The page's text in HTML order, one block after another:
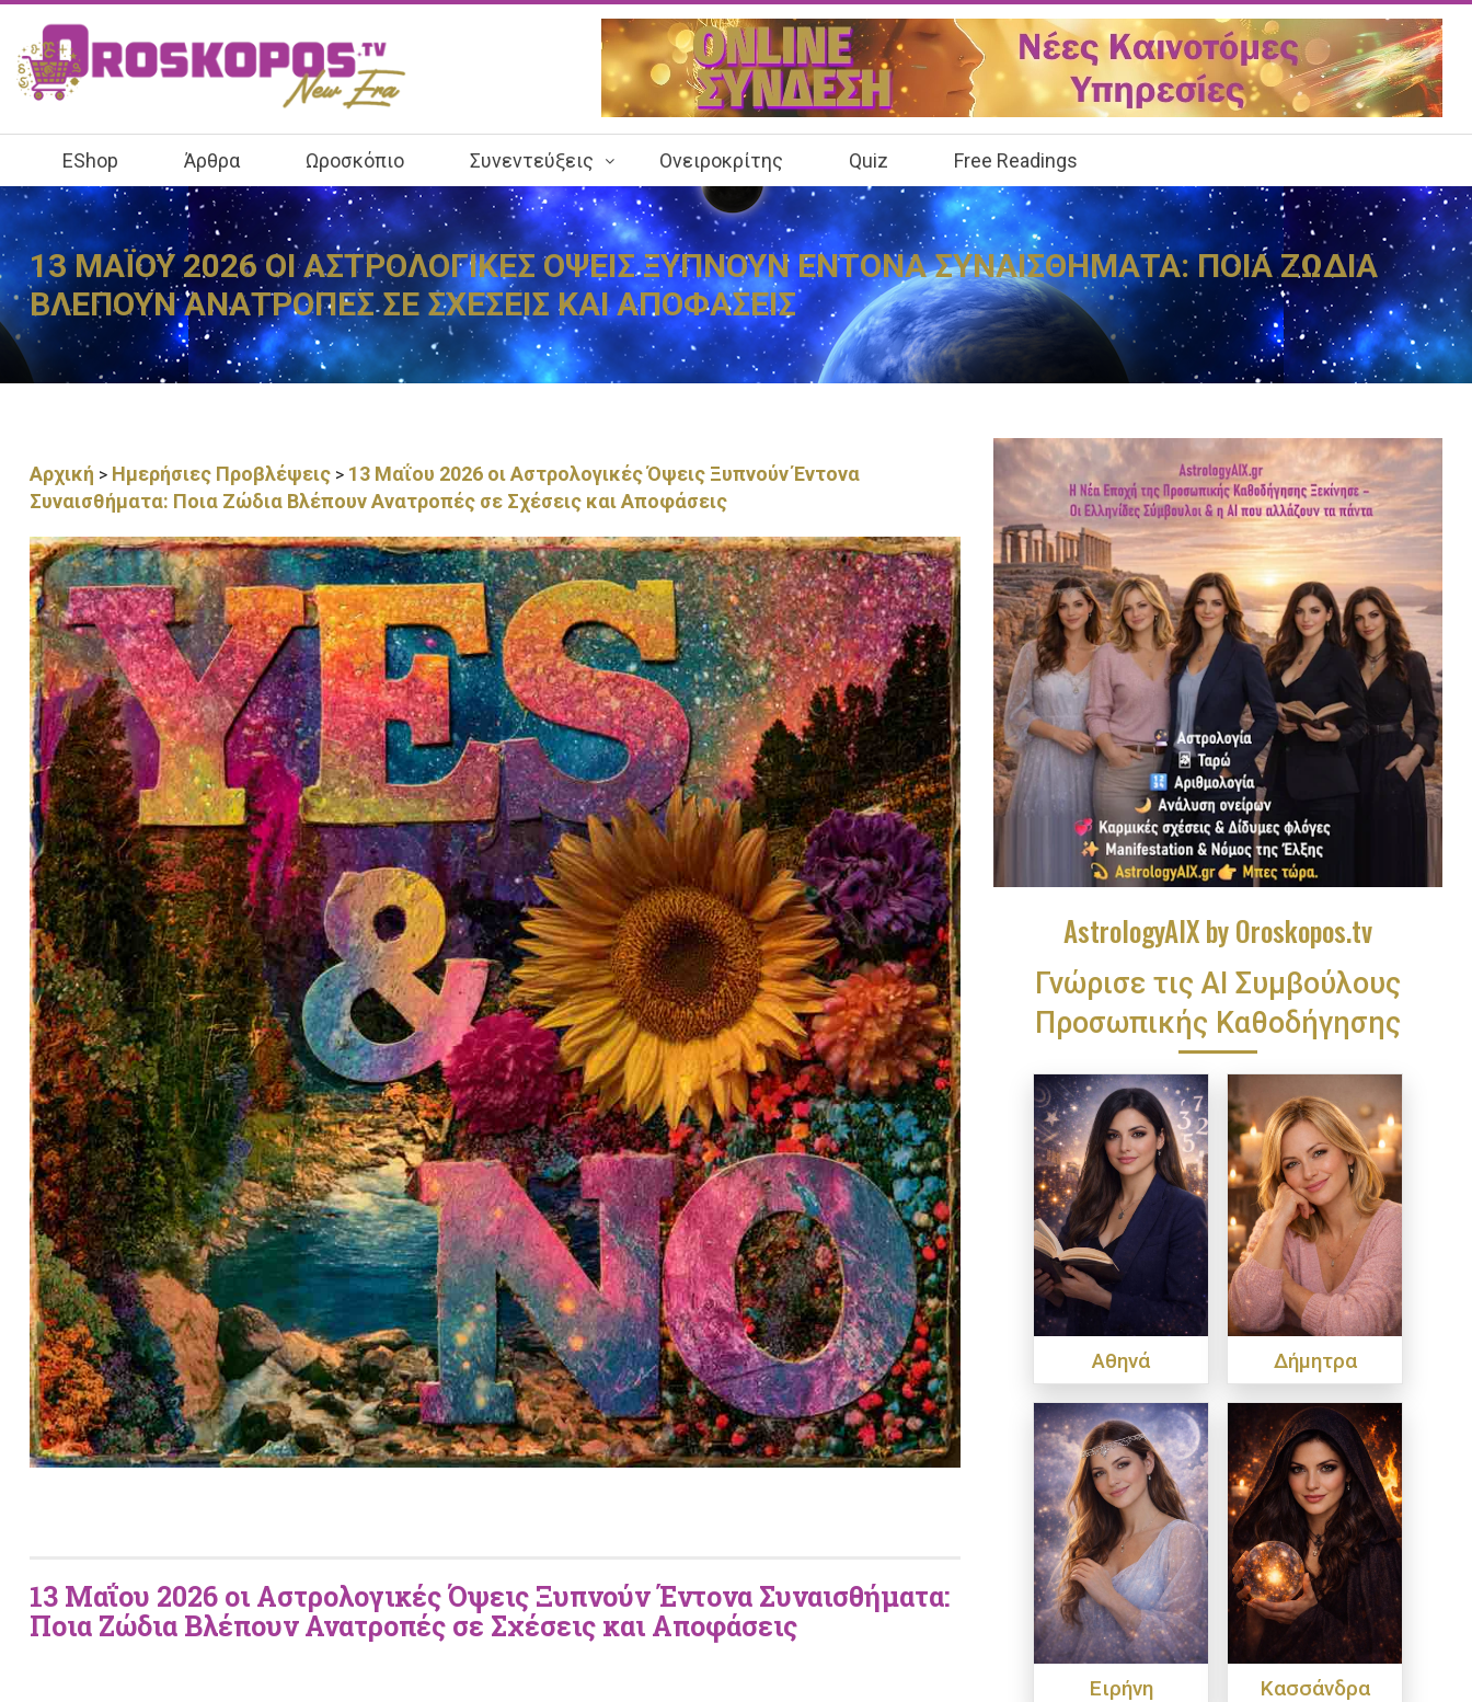
EShop Άρθρα Ωροσκόπιο Συνεντεύξεις Ονειροκρίτης Quiz Free Readings
13 ΜΑΪΟΥ 2026 ΟΙ ΑΣΤΡΟΛΟΓΙΚΕΣ ΟΨΕΙΣ ΞΥΠΝΟΥΝ ΕΝΤΟΝΑ ΣΥΝΑΙΣΘΗΜΑΤΑ: ΠΟΙΑ ΖΩΔΙΑ
ΒΛΕΠΟΥΝ ΑΝΑΤΡΟΠΕΣ ΣΕ ΣΧΕΣΕΙΣ ΚΑΙ ΑΠΟΦΑΣΕΙΣ
Αρχική > Ημερήσιες Προβλέψεις > 13 Μαΐου 2026 οι Αστρολογικές Όψεις Ξυπνούν Έντονα
Συναισθήματα: Ποια Ζώδια Βλέπουν Ανατροπές σε Σχέσεις και Αποφάσεις
13 Μαΐου 2026 οι Αστρολογικές Όψεις Ξυπνούν Έντονα Συναισθήματα:
Ποια Ζώδια Βλέπουν Ανατροπές σε Σχέσεις και Αποφάσεις
AstrologyAIX by Oroskopos.tv
Γνώρισε τις ΑΙ Συμβούλους
Προσωπικής Καθοδήγησης
Αθηνά Δήμητρα
Ειρήνη Κασσάνδρα